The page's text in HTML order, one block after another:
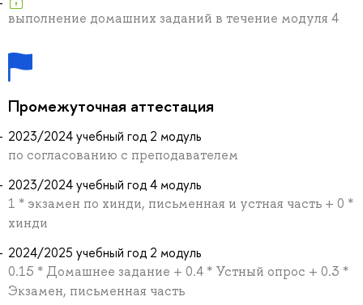
выполнение домашних заданий в течение модуля 4
Промежуточная аттестация
2023/2024 учебный год 2 модуль
по согласованию с преподавателем
2023/2024 учебный год 4 модуль
1 * экзамен по хинди, письменная и устная часть + 0 *
хинди
2024/2025 учебный год 2 модуль
0.15 * Домашнее задание + 0.4 * Устный опрос + 0.3 *
Экзамен, письменная часть